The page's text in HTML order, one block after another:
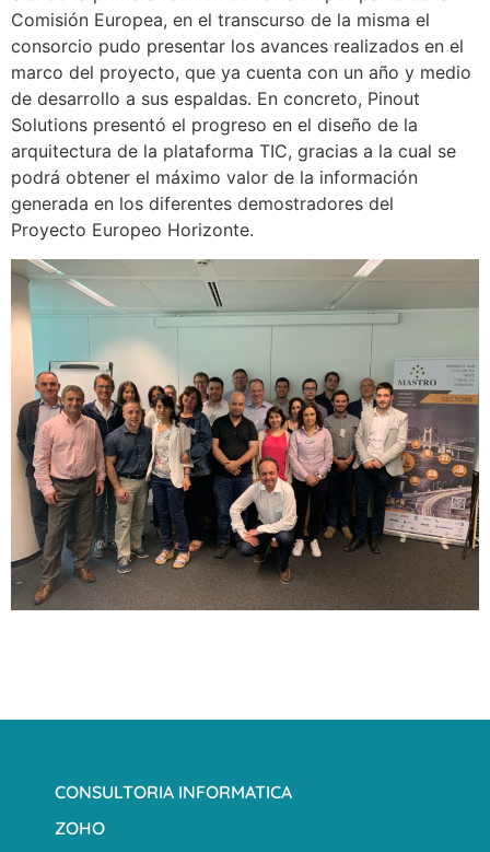
Comisión Europea, en el transcurso de la misma el
consorcio pudo presentar los avances realizados en el
marco del proyecto, que ya cuenta con un año y medio
de desarrollo a sus espaldas. En concreto, Pinout
Solutions presentó el progreso en el diseño de la
arquitectura de la plataforma TIC, gracias a la cual se
podrá obtener el máximo valor de la información
generada en los diferentes demostradores del
Proyecto Europeo Horizonte.
CONSULTORIA INFORMATICA
ZOHO